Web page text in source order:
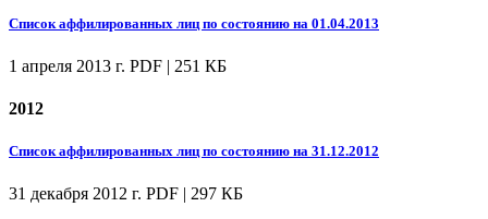
Список аффилированных лиц по состоянию на 01.04.2013
1 апреля 2013 г. PDF | 251 КБ
2012
Список аффилированных лиц по состоянию на 31.12.2012
31 декабря 2012 г. PDF | 297 КБ